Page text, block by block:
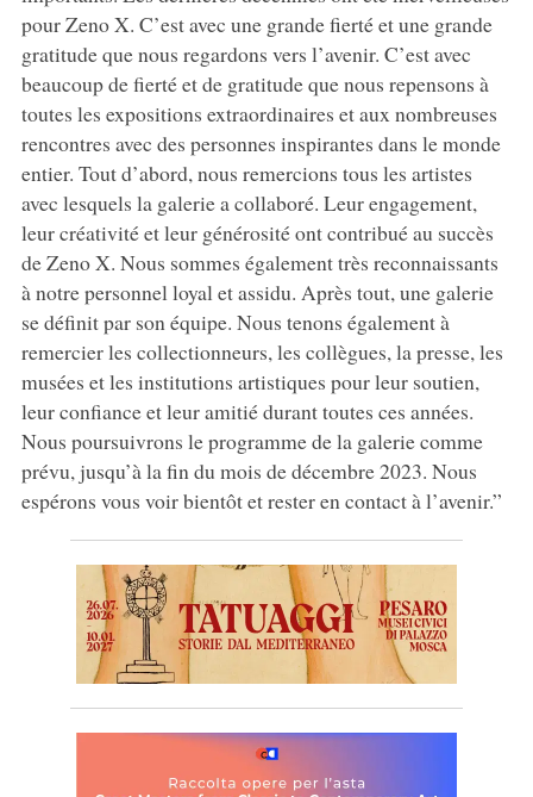
pour Zeno X. C’est avec une grande fierté et une grande
gratitude que nous regardons vers l’avenir. C’est avec
beaucoup de fierté et de gratitude que nous repensons à
toutes les expositions extraordinaires et aux nombreuses
rencontres avec des personnes inspirantes dans le monde
entier. Tout d’abord, nous remercions tous les artistes
avec lesquels la galerie a collaboré. Leur engagement,
leur créativité et leur générosité ont contribué au succès
de Zeno X. Nous sommes également très reconnaissants
à notre personnel loyal et assidu. Après tout, une galerie
se définit par son équipe. Nous tenons également à
remercier les collectionneurs, les collègues, la presse, les
musées et les institutions artistiques pour leur soutien,
leur confiance et leur amitié durant toutes ces années.
Nous poursuivrons le programme de la galerie comme
prévu, jusqu’à la fin du mois de décembre 2023. Nous
espérons vous voir bientôt et rester en contact à l’avenir.”